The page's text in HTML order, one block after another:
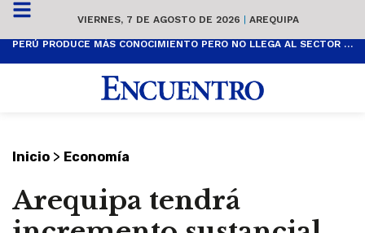
VIERNES, 7 DE AGOSTO DE 2026 | AREQUIPA
PERÚ PRODUCE MÁS CONOCIMIENTO PERO NO LLEGA AL SECTOR PRODUCTIVO
Inicio > Economía
Arequipa tendrá